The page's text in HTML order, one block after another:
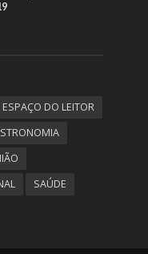
ESPAÇO DO LEITOR
SAÚDE